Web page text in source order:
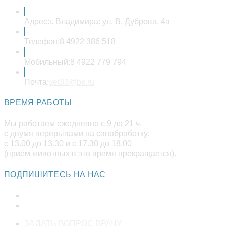
Адрес:г. Владимира: ул. В. Дуброва, 4а
Телефон:8 4922 386 518
Мобильный:8 4922 779 794
Почта:
ВРЕМЯ РАБОТЫ
Мы работаем ежедневно с 9 до 21 ч.
с двумя перерывами на санобработку:
с 13.00 до 13.30 и с 17.30 до 18.00
(приём животных в это время прекращается).
ПОДПИШИТЕСЬ НА НАС